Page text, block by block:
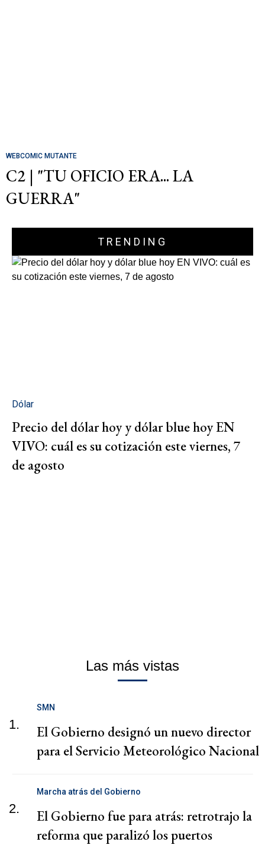
WEBCOMIC MUTANTE
C2 | "TU OFICIO ERA... LA
GUERRA"
TRENDING
Dólar
Precio del dólar hoy y dólar blue hoy EN
VIVO: cuál es su cotización este viernes, 7
de agosto
Las más vistas
1.
SMN
El Gobierno designó un nuevo director
para el Servicio Meteorológico Nacional
2.
Marcha atrás del Gobierno
El Gobierno fue para atrás: retrotrajo la
reforma que paralizó los puertos